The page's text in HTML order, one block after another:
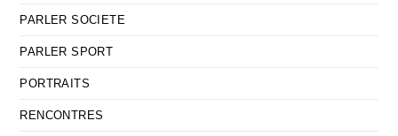
PARLER SOCIETE
PARLER SPORT
PORTRAITS
RENCONTRES